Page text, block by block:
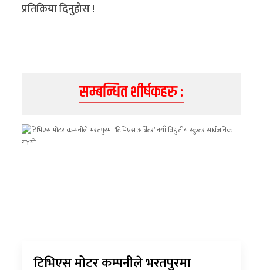
प्रतिक्रिया दिनुहोस !
सम्बन्धित शीर्षकहरु :
टिभिएस मोटर कम्पनीले भरतपुरमा